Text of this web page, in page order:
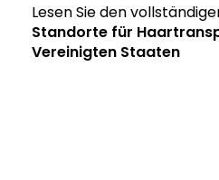
Lesen Sie den
Standorte für
Vereinigten Staaten